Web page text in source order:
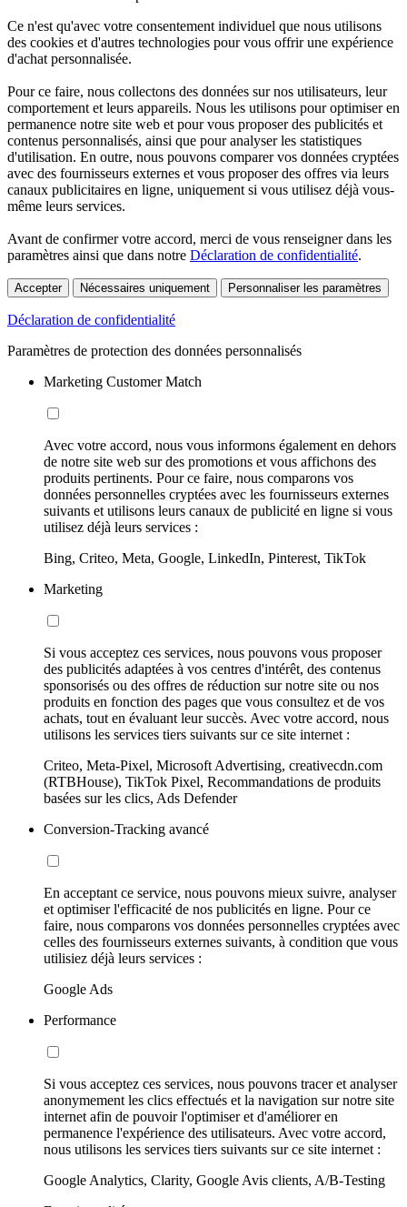
Ce n'est qu'avec votre consentement individuel que nous utilisons
des cookies et d'autres technologies pour vous offrir une expérience
d'achat personnalisée.
Pour ce faire, nous collectons des données sur nos utilisateurs, leur
comportement et leurs appareils. Nous les utilisons pour optimiser en
permanence notre site web et pour vous proposer des publicités et
contenus personnalisés, ainsi que pour analyser les statistiques
d'utilisation. En outre, nous pouvons comparer vos données cryptées
avec des fournisseurs externes et vous proposer des offres via leurs
canaux publicitaires en ligne, uniquement si vous utilisez déjà vous-
même leurs services.
Avant de confirmer votre accord, merci de vous renseigner dans les
paramètres ainsi que dans notre Déclaration de confidentialité.
Accepter Nécessaires uniquement Personnaliser les paramètres
Déclaration de confidentialité
Paramètres de protection des données personnalisés
Marketing Customer Match
Avec votre accord, nous vous informons également en dehors
de notre site web sur des promotions et vous affichons des
produits pertinents. Pour ce faire, nous comparons vos
données personnelles cryptées avec les fournisseurs externes
suivants et utilisons leurs canaux de publicité en ligne si vous
utilisez déjà leurs services :
Bing, Criteo, Meta, Google, LinkedIn, Pinterest, TikTok
Marketing
Si vous acceptez ces services, nous pouvons vous proposer
des publicités adaptées à vos centres d'intérêt, des contenus
sponsorisés ou des offres de réduction sur notre site ou nos
produits en fonction des pages que vous consultez et de vos
achats, tout en évaluant leur succès. Avec votre accord, nous
utilisons les services tiers suivants sur ce site internet :
Criteo, Meta-Pixel, Microsoft Advertising, creativecdn.com
(RTBHouse), TikTok Pixel, Recommandations de produits
basées sur les clics, Ads Defender
Conversion-Tracking avancé
En acceptant ce service, nous pouvons mieux suivre, analyser
et optimiser l'efficacité de nos publicités en ligne. Pour ce
faire, nous comparons vos données personnelles cryptées avec
celles des fournisseurs externes suivants, à condition que vous
utilisiez déjà leurs services :
Google Ads
Performance
Si vous acceptez ces services, nous pouvons tracer et analyser
anonymement les clics effectués et la navigation sur notre site
internet afin de pouvoir l'optimiser et d'améliorer en
permanence l'expérience des utilisateurs. Avec votre accord,
nous utilisons les services tiers suivants sur ce site internet :
Google Analytics, Clarity, Google Avis clients, A/B-Testing